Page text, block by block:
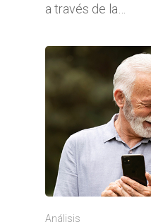
a través de la…
Análisis